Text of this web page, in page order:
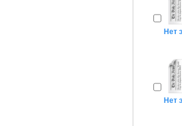
Нет
Нет